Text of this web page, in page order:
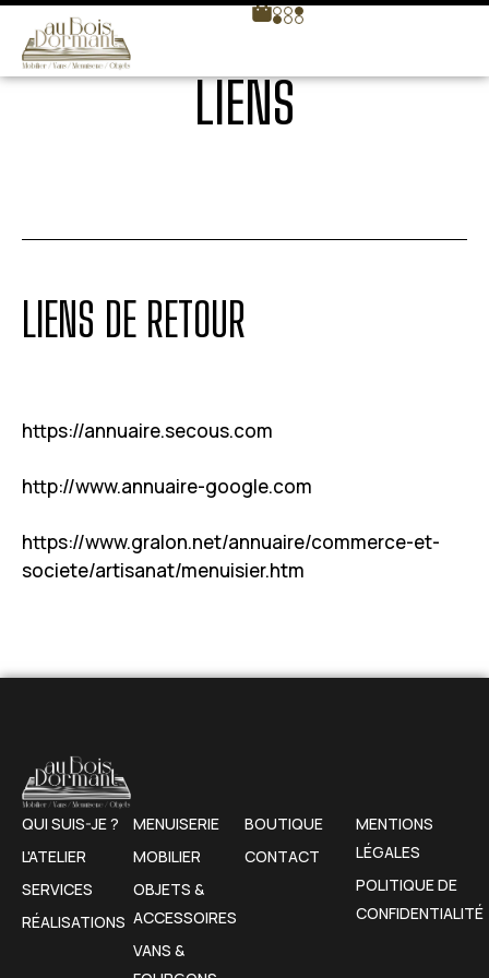
LIENS
LIENS DE RETOUR
https://annuaire.secous.com
http://www.annuaire-google.com
https://www.gralon.net/annuaire/commerce-et-
societe/artisanat/menuisier.htm
QUI SUIS-JE ?
L'ATELIER
SERVICES
RÉALISATIONS
MENUISERIE
MOBILIER
OBJETS &
ACCESSOIRES
VANS &
BOUTIQUE
CONTACT
MENTIONS
LÉGALES
POLITIQUE DE
CONFIDENTIALITÉ